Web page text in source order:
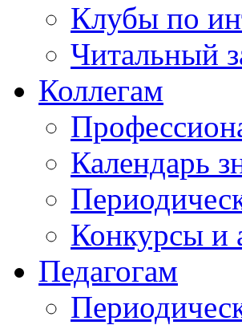
Клубы по
Читальный
Коллегам
Календарь
Конкурсы и
Педагогам